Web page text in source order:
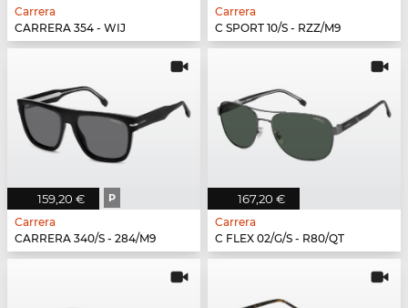
Carrera
CARRERA 354 - WIJ
Carrera
C SPORT 10/S - RZZ/M9
159,20 € P
Carrera
CARRERA 340/S - 284/M9
167,20 €
Carrera
C FLEX 02/G/S - R80/QT